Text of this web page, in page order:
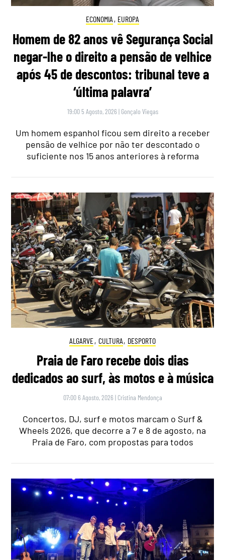
ECONOMIA , EUROPA
Homem de 82 anos vê Segurança Social
negar-lhe o direito a pensão de velhice
após 45 de descontos: tribunal teve a
‘última palavra’
19:00 5 Agosto, 2026 | Gonçalo Viegas
Um homem espanhol ficou sem direito a receber
pensão de velhice por não ter descontado o
suficiente nos 15 anos anteriores à reforma
ALGARVE, CULTURA, DESPORTO
Praia de Faro recebe dois dias
dedicados ao surf, às motos e à música
07:00 6 Agosto, 2026 | Cristina Mendonça
Concertos, DJ, surf e motos marcam o Surf &
Wheels 2026, que decorre a 7 e 8 de agosto, na
Praia de Faro, com propostas para todos